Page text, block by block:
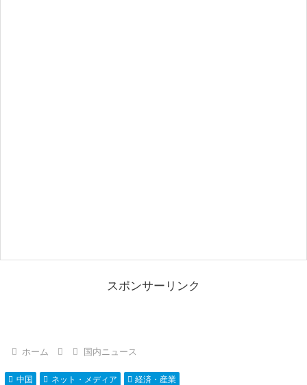
スポンサーリンク
ホーム 国内ニュース
中国 ネット・メディア 経済・産業